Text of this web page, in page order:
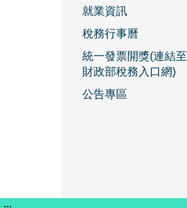
就業資訊
稅務行事曆
統一發票開獎(連結至
財政部稅務入口網)
公告專區